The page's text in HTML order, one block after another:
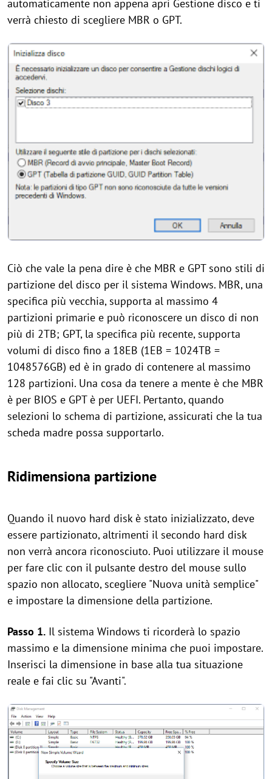
automaticamente non appena apri Gestione disco e ti
verrà chiesto di scegliere MBR o GPT.
Ciò che vale la pena dire è che MBR e GPT sono stili di
partizione del disco per il sistema Windows. MBR, una
specifica più vecchia, supporta al massimo 4
partizioni primarie e può riconoscere un disco di non
più di 2TB; GPT, la specifica più recente, supporta
volumi di disco fino a 18EB (1EB = 1024TB =
1048576GB) ed è in grado di contenere al massimo
128 partizioni. Una cosa da tenere a mente è che MBR
è per BIOS e GPT è per UEFI. Pertanto, quando
selezioni lo schema di partizione, assicurati che la tua
scheda madre possa supportarlo.
Ridimensiona partizione
Quando il nuovo hard disk è stato inizializzato, deve
essere partizionato, altrimenti il secondo hard disk
non verrà ancora riconosciuto. Puoi utilizzare il mouse
per fare clic con il pulsante destro del mouse sullo
spazio non allocato, scegliere "Nuova unità semplice"
e impostare la dimensione della partizione.
Passo 1. Il sistema Windows ti ricorderà lo spazio
massimo e la dimensione minima che puoi impostare.
Inserisci la dimensione in base alla tua situazione
reale e fai clic su "Avanti".